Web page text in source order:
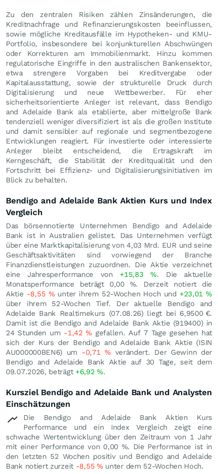
Zu den zentralen Risiken zählen Zinsänderungen, die
Kreditnachfrage und Refinanzierungskosten beeinflussen,
sowie mögliche Kreditausfälle im Hypotheken- und KMU-
Portfolio, insbesondere bei konjunkturellen Abschwüngen
oder Korrekturen am Immobilienmarkt. Hinzu kommen
regulatorische Eingriffe in den australischen Bankensektor,
etwa strengere Vorgaben bei Kreditvergabe oder
Kapitalausstattung, sowie der strukturelle Druck durch
Digitalisierung und neue Wettbewerber. Für eher
sicherheitsorientierte Anleger ist relevant, dass Bendigo
and Adelaide Bank als etablierte, aber mittelgroße Bank
tendenziell weniger diversifiziert ist als die großen Institute
und damit sensibler auf regionale und segmentbezogene
Entwicklungen reagiert. Für investierte oder interessierte
Anleger bleibt entscheidend, die Ertragskraft im
Kerngeschäft, die Stabilität der Kreditqualität und den
Fortschritt bei Effizienz- und Digitalisierungsinitiativen im
Blick zu behalten.
Bendigo and Adelaide Bank Aktien Kurs und Index
Vergleich
Das börsennotierte Unternehmen Bendigo and Adelaide
Bank ist in Australien gelistet. Das Unternehmen verfügt
über eine Marktkapitalisierung von 4,03 Mrd. EUR und seine
Geschäftsaktivitäten sind vorwiegend der Branche
Finanzdienstleistungen zuzuordnen. Die Aktie verzeichnet
eine Jahresperformance von +15,83 %. Die aktuelle
Monatsperformance beträgt 0,00 %. Derzeit notiert die
Aktie -8,55 %unter ihrem 52-Wochen Hoch und +23,01%
über ihrem 52-Wochen Tief. Der aktuelle Bendigo and
Adelaide Bank Realtimekurs (07.08.26) liegt bei 6,9500 €.
Damit ist die Bendigo and Adelaide Bank Aktie (919400) in
24 Stunden um -1,42% gefallen. Auf 7 Tage gesehen hat
sich der Kurs der Bendigo and Adelaide Bank Aktie (ISIN
AU000000BEN6) um -0,71%verändert. Der Gewinn der
Bendigo and Adelaide Bank Aktie auf 30 Tage, seit dem
09.07.2026, beträgt +6,92%.
Kursziel Bendigo and Adelaide Bank und Analysten
Einschätzungen
Die Bendigo and Adelaide Bank Aktien Kurs
Performance und ein Index Vergleich zeigt eine
schwache Wertentwicklung über den Zeitraum von 1 Jahr
mit einer Performance von 0,00 %. Die Performance ist in
den letzten 52 Wochen positiv und Bendigo and Adelaide
Bank notiert zurzeit -8,55 %unter dem 52-Wochen Hoch.